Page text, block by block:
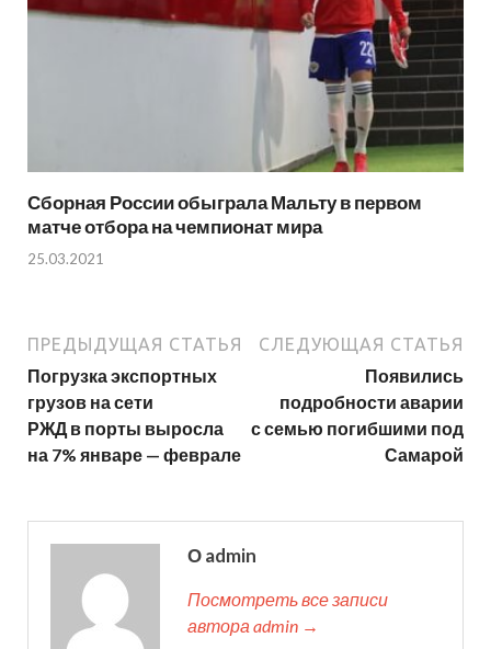
Сборная России обыграла Мальту в первом
матче отбора на чемпионат мира
25.03.2021
ПРЕДЫДУЩАЯ СТАТЬЯ
Погрузка экспортных
грузов на сети
РЖД в порты выросла
на 7% январе — феврале
СЛЕДУЮЩАЯ СТАТЬЯ
Появились
подробности аварии
с семью погибшими под
Самарой
О admin
Посмотреть все записи
автора admin →